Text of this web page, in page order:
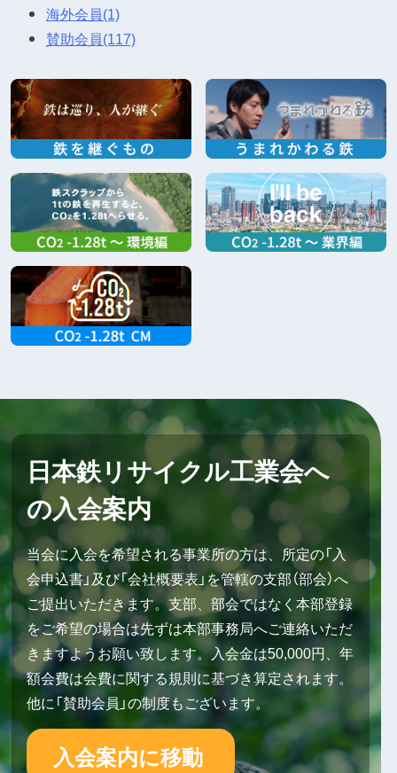
海外会員(1)
賛助会員(117)
日本鉄リサイクル工業会へ
の入会案内
当会に入会を希望される事業所の方は、所定の「入
会申込書」及び「会社概要表」を管轄の支部（部会）へ
ご提出いただきます。支部、部会ではなく本部登録
をご希望の場合は先ずは本部事務局へご連絡いただ
きますようお願い致します。入会金は50,000円、年
額会費は会費に関する規則に基づき算定されます。
他に「賛助会員」の制度もございます。
入会案内に移動